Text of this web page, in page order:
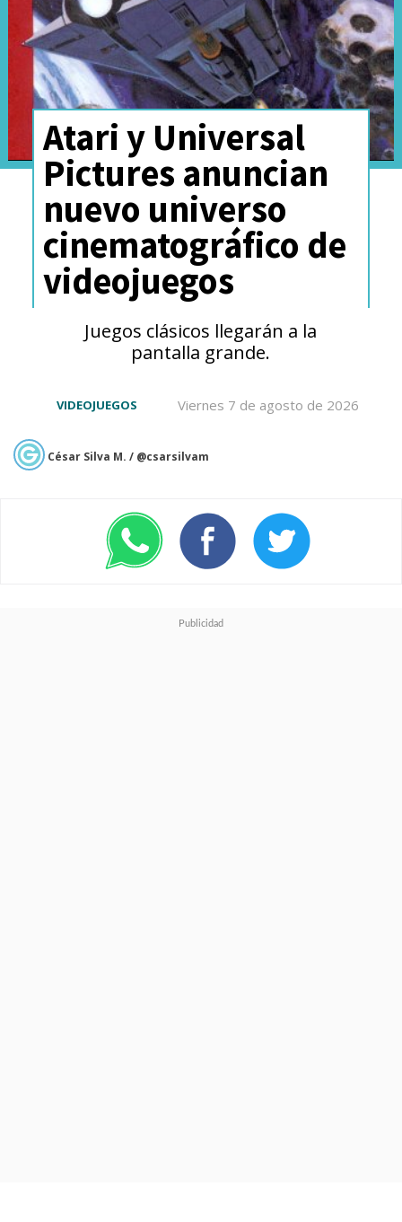
Atari y Universal
Pictures anuncian
nuevo universo
cinematográfico de
videojuegos
Juegos clásicos llegarán a la
pantalla grande.
Viernes 7 de agosto de 2026
VIDEOJUEGOS
César Silva M. / @csarsilvam